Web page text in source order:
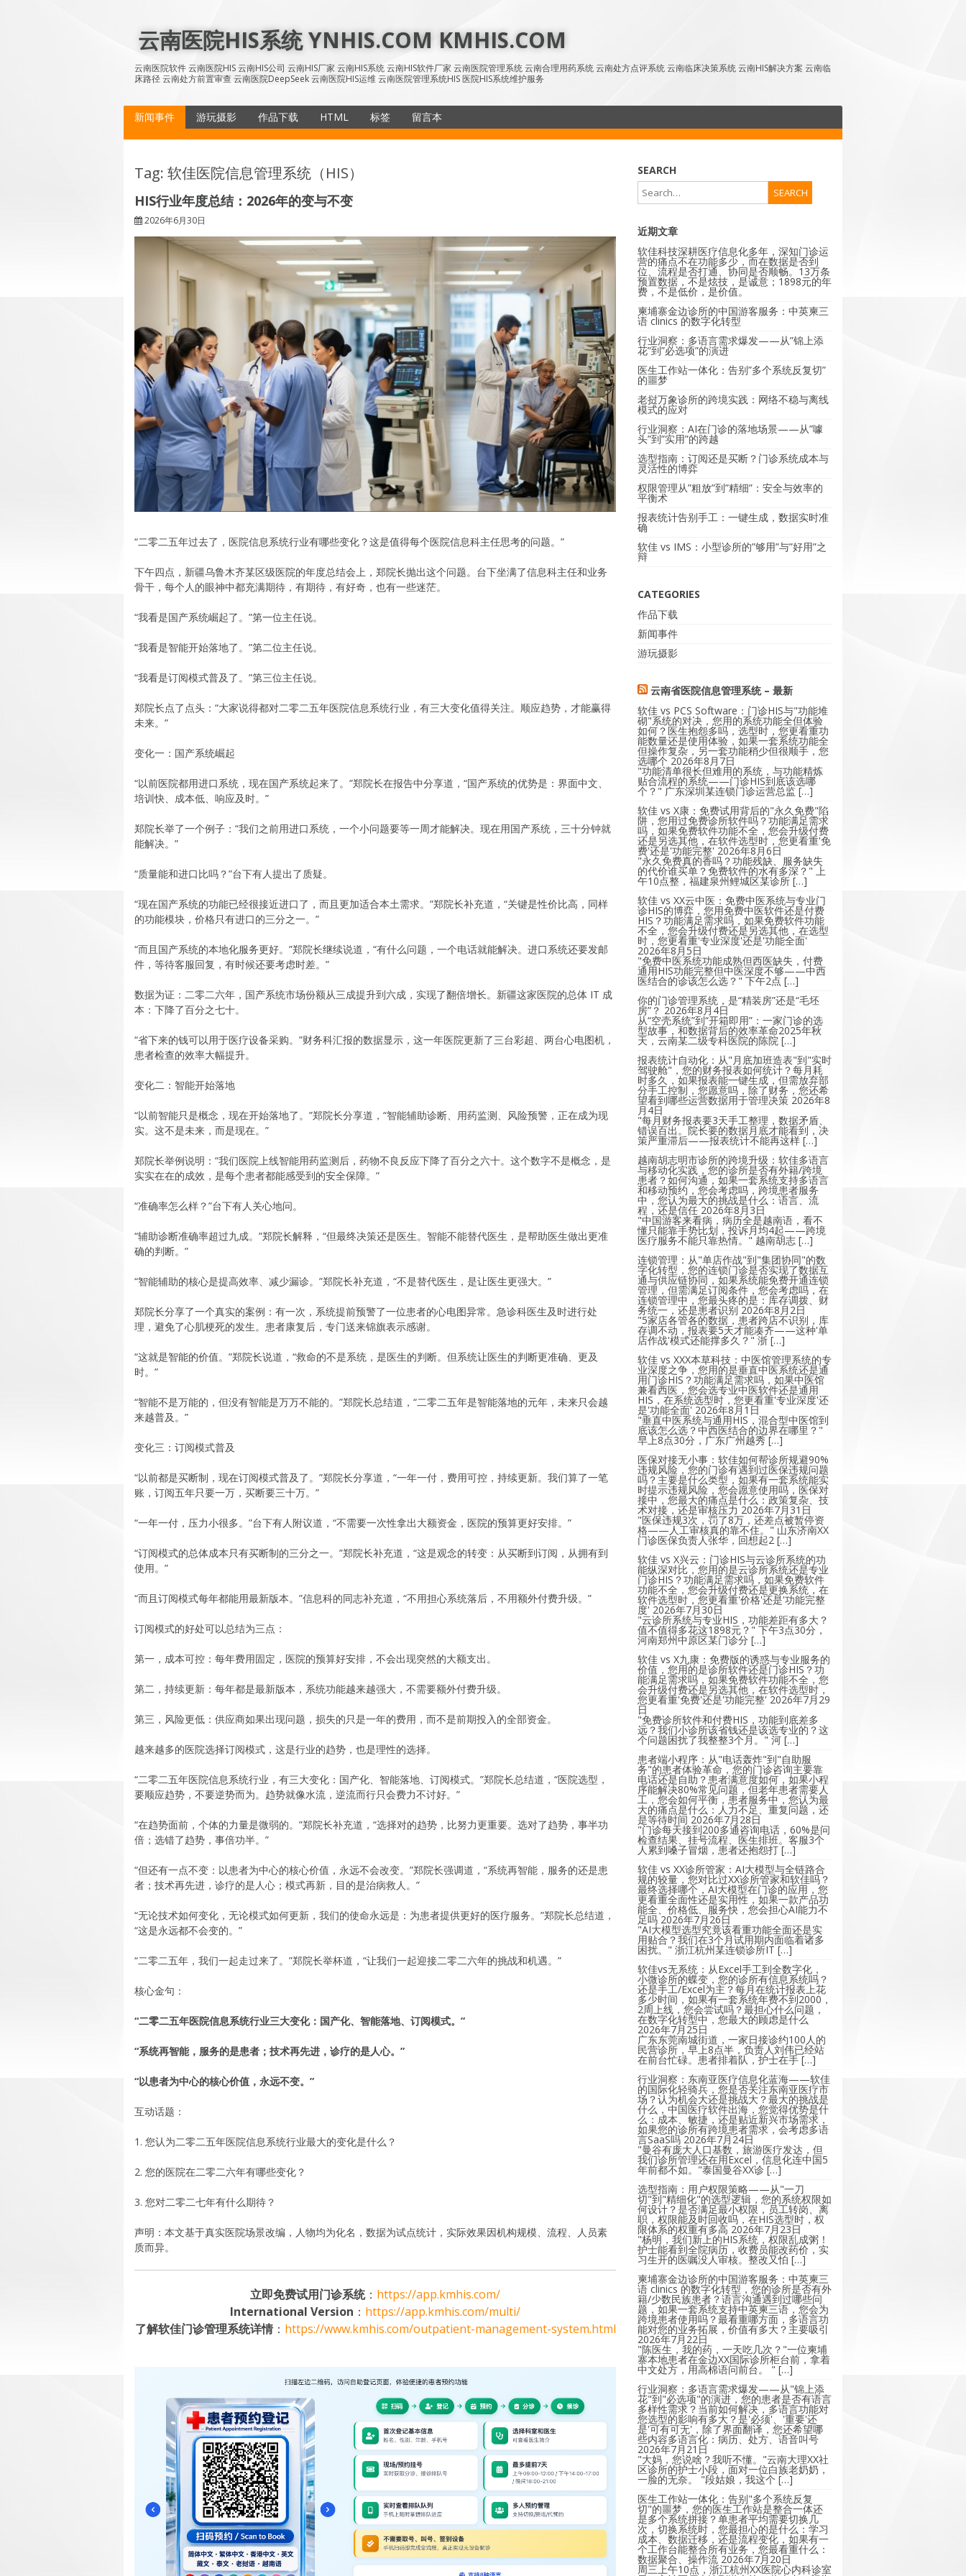
content
云南医院HIS系统 YNHIS.COM KMHIS.COM
云南医院软件 云南医院HIS 云南HIS公司 云南HIS厂家 云南HIS系统 云南HIS软件厂家 云南医院管理系统 云南合理用药系统 云南处方点评系统 云南临床决策系统 云南HIS解决方案 云南临
床路径 云南处方前置审查 云南医院DeepSeek 云南医院HIS运维 云南医院管理系统HIS 医院HIS系统维护服务
新闻事件 游玩摄影 作品下载
HTML
SiteMap
标签 留言本
Tag: 软佳医院信息管理系统（HIS）
HIS行业年度总结：2026年的变与不变
2026年6月30日
“二零二五年过去了，医院信息系统行业有哪些变化？这是值得每个医院信息科主任思考的问题。”
下午四点，新疆乌鲁木齐某区级医院的年度总结会上，郑院长抛出这个问题。台下坐满了信息科主任和业务
骨干，每个人的眼神中都充满期待，有期待，有好奇，也有一些迷茫。
“我看是国产系统崛起了。”第一位主任说。
“我看是智能开始落地了。”第二位主任说。
“我看是订阅模式普及了。”第三位主任说。
郑院长点了点头：“大家说得都对二零二五年医院信息系统行业，有三大变化值得关注。顺应趋势，才能赢得
未来。”
变化一：国产系统崛起
“以前医院都用进口系统，现在国产系统起来了。”郑院长在报告中分享道，“国产系统的优势是：界面中文、
培训快、成本低、响应及时。”
郑院长举了一个例子：“我们之前用进口系统，一个小问题要等一周才能解决。现在用国产系统，三十分钟就
能解决。”
“质量能和进口比吗？”台下有人提出了质疑。
“现在国产系统的功能已经很接近进口了，而且更加适合本土需求。”郑院长补充道，“关键是性价比高，同样
的功能模块，价格只有进口的三分之一。”
“而且国产系统的本地化服务更好。”郑院长继续说道，“有什么问题，一个电话就能解决。进口系统还要发邮
件，等待客服回复，有时候还要考虑时差。”
数据为证：二零二六年，国产系统市场份额从三成提升到六成，实现了翻倍增长。新疆这家医院的总体 IT 成
本：下降了百分之七十。
“省下来的钱可以用于医疗设备采购。”财务科汇报的数据显示，这一年医院更新了三台彩超、两台心电图机，
患者检查的效率大幅提升。
变化二：智能开始落地
“以前智能只是概念，现在开始落地了。”郑院长分享道，“智能辅助诊断、用药监测、风险预警，正在成为现
实。这不是未来，而是现在。”
郑院长举例说明：“我们医院上线智能用药监测后，药物不良反应下降了百分之六十。这个数字不是概念，是
实实在在的成效，是每个患者都能感受到的安全保障。”
“准确率怎么样？”台下有人关心地问。
“辅助诊断准确率超过九成。”郑院长解释，“但最终决策还是医生。智能不能替代医生，是帮助医生做出更准
确的判断。”
“智能辅助的核心是提高效率、减少漏诊。”郑院长补充道，“不是替代医生，是让医生更强大。”
郑院长分享了一个真实的案例：有一次，系统提前预警了一位患者的心电图异常。急诊科医生及时进行处
理，避免了心肌梗死的发生。患者康复后，专门送来锦旗表示感谢。
“这就是智能的价值。”郑院长说道，“救命的不是系统，是医生的判断。但系统让医生的判断更准确、更及
时。”
“智能不是万能的，但没有智能是万万不能的。”郑院长总结道，“二零二五年是智能落地的元年，未来只会越
来越普及。”
变化三：订阅模式普及
“以前都是买断制，现在订阅模式普及了。”郑院长分享道，“一年一付，费用可控，持续更新。我们算了一笔
账，订阅五年只要一万，买断要三十万。”
“一年一付，压力小很多。”台下有人附议道，“不需要一次性拿出大额资金，医院的预算更好安排。”
“订阅模式的总体成本只有买断制的三分之一。”郑院长补充道，“这是观念的转变：从买断到订阅，从拥有到
使用。”
“而且订阅模式每年都能用最新版本。”信息科的同志补充道，“不用担心系统落后，不用额外付费升级。”
订阅模式的好处可以总结为三点：
第一，成本可控：每年费用固定，医院的预算好安排，不会出现突然的大额支出。
第二，持续更新：每年都是最新版本，系统功能越来越强大，不需要额外付费升级。
第三，风险更低：供应商如果出现问题，损失的只是一年的费用，而不是前期投入的全部资金。
越来越多的医院选择订阅模式，这是行业的趋势，也是理性的选择。
“二零二五年医院信息系统行业，有三大变化：国产化、智能落地、订阅模式。”郑院长总结道，“医院选型，
要顺应趋势，不要逆势而为。趋势就像水流，逆流而行只会费力不讨好。”
“在趋势面前，个体的力量是微弱的。”郑院长补充道，“选择对的趋势，比努力更重要。选对了趋势，事半功
倍；选错了趋势，事倍功半。”
“但还有一点不变：以患者为中心的核心价值，永远不会改变。”郑院长强调道，“系统再智能，服务的还是患
者；技术再先进，诊疗的是人心；模式再新，目的是治病救人。”
“无论技术如何变化，无论模式如何更新，我们的使命永远是：为患者提供更好的医疗服务。”郑院长总结道，
“这是永远都不会变的。”
“二零二五年，我们一起走过来了。”郑院长举杯道，“让我们一起迎接二零二六年的挑战和机遇。”
核心金句：
“二零二五年医院信息系统行业三大变化：国产化、智能落地、订阅模式。”
“系统再智能，服务的是患者；技术再先进，诊疗的是人心。”
“以患者为中心的核心价值，永远不变。”
互动话题：
1. 您认为二零二五年医院信息系统行业最大的变化是什么？
2. 您的医院在二零二六年有哪些变化？
3. 您对二零二七年有什么期待？
声明：本文基于真实医院场景改编，人物均为化名，数据为试点统计，实际效果因机构规模、流程、人员素
质而异。
立即免费试用门诊系统： https://app.kmhis.com/
International Version ： https://app.kmhis.com/multi/
了解软佳门诊管理系统详情： https://www.kmhis.com/outpatient-management-system.html
SEARCH
近期文章
软佳科技深耕医疗信息化多年，深知门诊运
营的痛点不在功能多少，而在数据是否到
位、流程是否打通、协同是否顺畅。13万条
预置数据，不是炫技，是诚意；1898元的年
费，不是低价，是价值。
柬埔寨金边诊所的中国游客服务：中英柬三
语 clinics 的数字化转型
行业洞察：多语言需求爆发——从”锦上添
花”到”必选项”的演进
医生工作站一体化：告别”多个系统反复切”
的噩梦
老挝万象诊所的跨境实践：网络不稳与离线
模式的应对
行业洞察：AI在门诊的落地场景——从”噱
头”到”实用”的跨越
选型指南：订阅还是买断？门诊系统成本与
灵活性的博弈
权限管理从”粗放”到”精细”：安全与效率的
平衡术
报表统计告别手工：一键生成，数据实时准
确
软佳 vs IMS：小型诊所的”够用”与”好用”之
辩
CATEGORIES
作品下载
新闻事件
游玩摄影
云南省医院信息管理系统 – 最新
软佳 vs PCS Software：门诊HIS与"功能堆
砌"系统的对决，您用的系统功能全但体验
如何？医生抱怨多吗，选型时，您更看重功
能数量还是使用体验，如果一套系统功能全
但操作复杂，另一套功能稍少但很顺手，您
选哪个 2026年8月7日
"功能清单很长但难用的系统，与功能精炼
贴合流程的系统——门诊HIS到底该选哪
个？" 广东深圳某连锁门诊运营总监 […]
软佳 vs X康：免费试用背后的"永久免费"陷
阱，您用过免费诊所软件吗？功能满足需求
吗，如果免费软件功能不全，您会升级付费
还是另选其他，在软件选型时，您更看重'免
费'还是'功能完整' 2026年8月6日
"永久免费真的香吗？功能残缺、服务缺失
的代价谁买单？免费软件的水有多深？" 上
午10点整，福建泉州鲤城区某诊所 […]
软佳 vs XX云中医：免费中医系统与专业门
诊HIS的博弈，您用免费中医软件还是付费
HIS？功能满足需求吗，如果免费软件功能
不全，您会升级付费还是另选其他，在选型
时，您更看重'专业深度'还是'功能全面'
2026年8月5日
"免费中医系统功能成熟但西医缺失，付费
通用HIS功能完整但中医深度不够——中西
医结合的诊该怎么选？" 下午2点 […]
你的门诊管理系统，是“精装房”还是“毛坯
房”？ 2026年8月4日
从“空壳系统”到“开箱即用”：一家门诊的选
型故事，和数据背后的效率革命2025年秋
天，云南某二级专科医院的陈院 […]
报表统计自动化：从"月底加班造表"到"实时
驾驶舱"，您的财务报表如何统计？每月耗
时多久，如果报表能一键生成，但需放弃部
分手工控制，您愿意吗，除了财务，您还希
望看到哪些运营数据用于管理决策 2026年8
月4日
"每月财务报表要3天手工整理，数据矛盾、
错误百出。院长要的数据月底才能看到，决
策严重滞后——报表统计不能再这样 […]
越南胡志明市诊所的跨境升级：软佳多语言
与移动化实践，您的诊所是否有外籍/跨境
患者？如何沟通，如果一套系统支持多语言
和移动预约，您会考虑吗，跨境患者服务
中，您认为最大的挑战是什么：语言、流
程，还是信任 2026年8月3日
"中国游客来看病，病历全是越南语，看不
懂只能靠手势比划，投诉月均4起——跨境
医疗服务不能只靠热情。" 越南胡志 […]
连锁管理：从"单店作战"到"集团协同"的数
字化转型，您的连锁门诊是否实现了数据互
通与供应链协同，如果系统能免费开通连锁
管理，但需满足订阅条件，您会考虑吗，在
连锁管理中，您最头疼的是：库存调拨、财
务统一，还是患者识别 2026年8月2日
"5家店各管各的数据，患者跨店不识别，库
存调不动，报表要5天才能凑齐——这种'单
店作战'模式还能撑多久？" 浙 […]
软佳 vs XXX本草科技：中医馆管理系统的专
业深度之争，您用的是垂直中医系统还是通
用门诊HIS？功能满足需求吗，如果中医馆
兼看西医，您会选专业中医软件还是通用
HIS，在系统选型时，您更看重'专业深度'还
是'功能全面' 2026年8月1日
"垂直中医系统与通用HIS，混合型中医馆到
底该怎么选？中西医结合的边界在哪里？"
早上8点30分，广东广州越秀 […]
医保对接无小事：软佳如何帮诊所规避90%
违规风险，您的门诊有遇到过医保违规问题
吗？主要是什么类型，如果有一套系统能实
时提示违规风险，您会愿意使用吗，医保对
接中，您最大的痛点是什么：政策复杂、技
术对接，还是审核压力 2026年7月31日
"医保违规3次，罚了8万，还差点被暂停资
格——人工审核真的靠不住。" 山东济南XX
门诊医保负责人张华，回想起2 […]
软佳 vs X兴云：门诊HIS与云诊所系统的功
能纵深对比，您用的是云诊所系统还是专业
门诊HIS？功能满足需求吗，如果免费软件
功能不全，您会升级付费还是更换系统，在
软件选型时，您更看重'价格'还是'功能完整
度' 2026年7月30日
"云诊所系统与专业HIS，功能差距有多大？
值不值得多花这1898元？" 下午3点30分，
河南郑州中原区某门诊分 […]
软佳 vs X九康：免费版的诱惑与专业服务的
价值，您用的是诊所软件还是门诊HIS？功
能满足需求吗，如果免费软件功能不全，您
会升级付费还是另选其他，在软件选型时，
您更看重'免费'还是'功能完整' 2026年7月29
日
"免费诊所软件和付费HIS，功能到底差多
远？我们小诊所该省钱还是该选专业的？这
个问题困扰了我整整3个月。" 河 […]
患者端小程序：从"电话轰炸"到"自助服
务"的患者体验革命，您的门诊咨询主要靠
电话还是自助？患者满意度如何，如果小程
序能解决80%常见问题，但老年患者需要人
工，您会如何平衡，患者服务中，您认为最
大的痛点是什么：人力不足、重复问题，还
是等待时间 2026年7月28日
"门诊每天接到200多通咨询电话，60%是问
检查结果、挂号流程、医生排班。客服3个
人累到嗓子冒烟，患者还抱怨打 […]
软佳 vs XX诊所管家：AI大模型与全链路合
规的较量，您对比过XX诊所管家和软佳吗？
最终选择哪个，AI大模型在门诊的应用，您
更看重全面性还是实用性，如果一款产品功
能全、价格低、服务快，您会担心AI能力不
足吗 2026年7月26日
"AI大模型选型究竟该看重功能全面还是实
用贴合？我们在3个月试用期内面临着诸多
困扰。" 浙江杭州某连锁诊所IT […]
软佳vs无系统：从Excel手工到全数字化，
小微诊所的蝶变，您的诊所有信息系统吗？
还是手工/Excel为主？每月在统计报表上花
多少时间，如果有一套系统年费不到2000，
2周上线，您会尝试吗？最担心什么问题，
在数字化转型中，您最大的顾虑是什么
2026年7月25日
广东东莞南城街道，一家日接诊约100人的
民营诊所，早上8点半，负责人刘伟已经站
在前台忙碌。患者排着队，护士在手 […]
行业洞察：东南亚医疗信息化蓝海——软佳
的国际化轻骑兵，您是否关注东南亚医疗市
场？认为机会大还是挑战大？最大的挑战是
什么，中国医疗软件出海，您觉得优势是什
么：成本、敏捷，还是贴近新兴市场需求，
如果您的诊所有跨境患者需求，会考虑多语
言SaaS吗 2026年7月24日
"曼谷有庞大人口基数，旅游医疗发达，但
我们诊所管理还在用Excel，信息化连中国5
年前都不如。"泰国曼谷XX诊 […]
选型指南：用户权限策略——从"一刀
切"到"精细化"的选型逻辑，您的系统权限如
何设计？是否满足最小权限，员工转岗、离
职，权限能及时回收吗，在HIS选型时，权
限体系的权重有多高 2026年7月23日
"杨明，我们新上的HIS系统，权限乱成粥！
护士能看到全院病历，收费员能改药价，实
习生开的医嘱没人审核。整改又怕 […]
柬埔寨金边诊所的中国游客服务：中英柬三
语 clinics 的数字化转型，您的诊所是否有外
籍/少数民族患者？语言沟通遇到过哪些问
题，如果一套系统支持中英柬三语，您会为
跨境患者使用吗？最看重哪方面，多语言功
能对您的业务拓展，价值有多大？主要吸引
2026年7月22日
"陈医生，我的药，一天吃几次？"一位柬埔
寨本地患者在金边XX国际诊所柜台前，拿着
中文处方，用高棉语问前台。 " […]
行业洞察：多语言需求爆发——从"锦上添
花"到"必选项"的演进，您的患者是否有语言
多样性需求？当前如何解决，多语言功能对
您选型的影响有多大？是'必须'、'重要'还
是'可有可无'，除了界面翻译，您还希望哪
些内容多语言化：病历、处方、语音叫号
2026年7月21日
"大妈，您说啥？我听不懂。"云南大理XX社
区诊所的护士小段，面对一位白族老奶奶，
一脸的无奈。 "段姑娘，我这个 […]
医生工作站一体化：告别"多个系统反复
切"的噩梦，您的医生工作站是整合一体还
是多个系统拼接？单患者平均需要切换几
次，切换系统时，您最担心的是什么：学习
成本、数据迁移，还是流程变化，如果有一
个工作台能整合所有业务，您最看重什么：
数据聚合、操作流 2026年7月20日
周三上午10点，浙江杭州XX医院心内科诊室